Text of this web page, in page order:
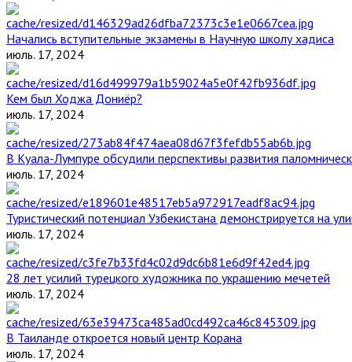
Начались вступительные экзамены в Научную школу хадиса
июль. 17, 2024
Кем был Ходжа Дониёр?
июль. 17, 2024
В Куала-Лумпуре обсудили перспективы развития
июль. 17, 2024
Туристический потенциал Узбекистана демонстрируется на
июль. 17, 2024
28 лет усилий турецкого художника по украшению мечетей
июль. 17, 2024
В Таиланде откроется новый центр Корана
июль. 17, 2024